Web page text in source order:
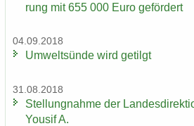
rung mit 655 000 Euro ge­för­dert
04.09.2018
Um­welt­sün­de wird ge­tilgt
31.08.2018
Stel­lung­nah­me der
You­sif A.